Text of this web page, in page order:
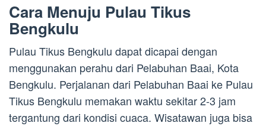
Cara Menuju Pulau Tikus
Bengkulu
Pulau Tikus Bengkulu dapat dicapai dengan
menggunakan perahu dari Pelabuhan Baai, Kota
Bengkulu. Perjalanan dari Pelabuhan Baai ke Pulau
Tikus Bengkulu memakan waktu sekitar 2-3 jam
tergantung dari kondisi cuaca. Wisatawan juga bisa